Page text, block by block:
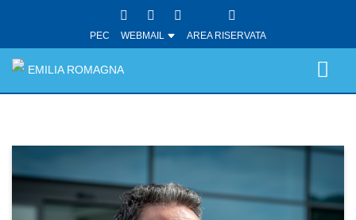
PEC WEBMAIL AREA RISERVATA
EMILIA ROMAGNA